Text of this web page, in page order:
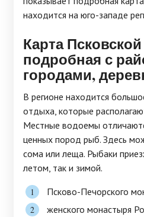
находится на юго-западе
Карта
подробная с
городами,
В регионе находится
отдыха, которые
Местные водоемы
ценных пород рыб. Здесь
сома или леща. Рыбаки
летом, так и зимой.
Псково-Печорского
женского монастыря